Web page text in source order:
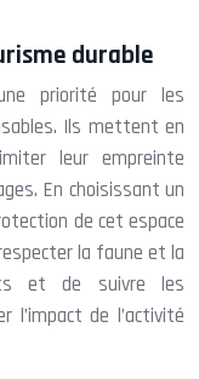
durable
priorité pour les
Ils mettent en
leur empreinte
En choisissant un
de cet espace
la faune et la
et de suivre les
l’impact de l’activité